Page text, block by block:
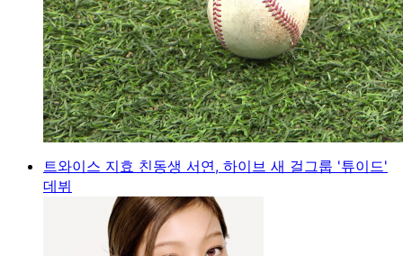
트와이스 지효 친동생 서연, 하이브 새 걸그룹 '튜이드'
데뷔